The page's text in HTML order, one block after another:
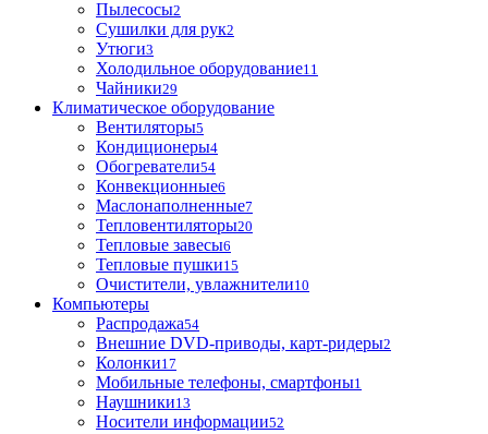
Пылесосы2
Сушилки для рук2
Утюги3
Холодильное оборудование11
Чайники29
Климатическое оборудование
Вентиляторы5
Кондиционеры4
Обогреватели54
Конвекционные6
Маслонаполненные7
Тепловентиляторы20
Тепловые завесы6
Тепловые пушки15
Очистители, увлажнители10
Компьютеры
Распродажа54
Внешние DVD-приводы, карт-ридеры2
Колонки17
Мобильные телефоны, смартфоны1
Наушники13
Носители информации52